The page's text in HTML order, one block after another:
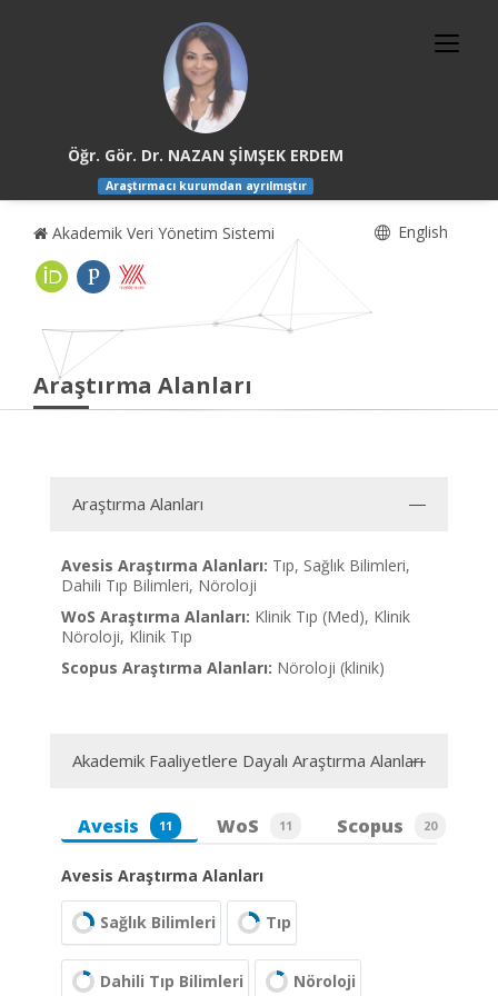
Öğr. Gör. Dr. NAZAN ŞİMŞEK ERDEM
Araştırmacı kurumdan ayrılmıştır
Akademik Veri Yönetim Sistemi English
Araştırma Alanları
Araştırma Alanları
Avesis Araştırma Alanları: Tıp, Sağlık Bilimleri,
Dahili Tıp Bilimleri, Nöroloji
WoS Araştırma Alanları: Klinik Tıp (Med), Klinik
Nöroloji, Klinik Tıp
Scopus Araştırma Alanları: Nöroloji (klinik)
Akademik Faaliyetlere Dayalı Araştırma Alanları
Avesis 11 WoS 11 Scopus 20
Avesis Araştırma Alanları
Sağlık Bilimleri Tıp
Dahili Tıp Bilimleri Nöroloji